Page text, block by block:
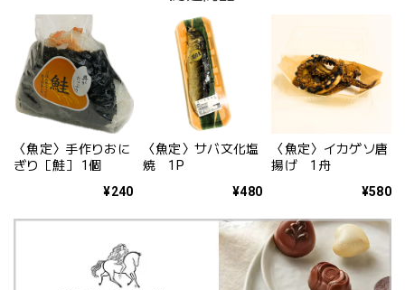
〈魚定〉手作りおに
ぎり［鮭］ 1個
¥240
〈魚定〉サバ文化塩
焼 1P
¥480
〈魚定〉イカゲソ唐
揚げ 1舟
¥580